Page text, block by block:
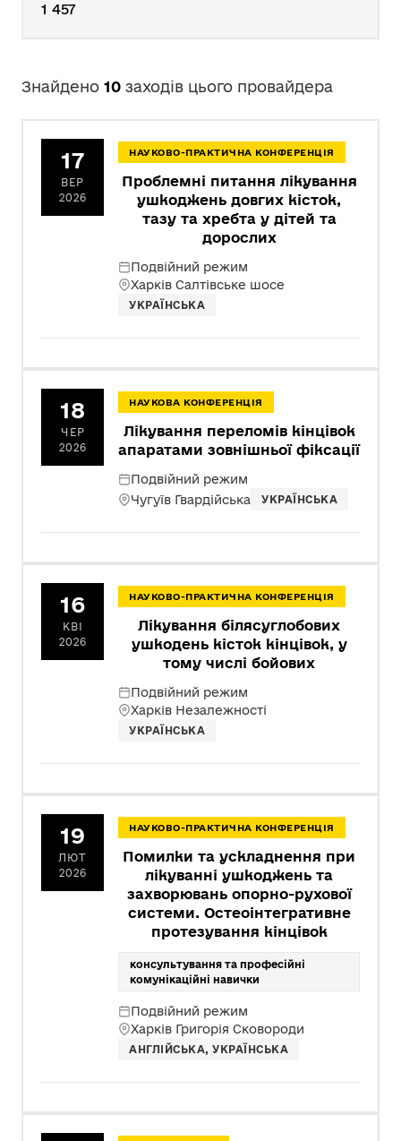
1 457
Знайдено 10 заходів цього провайдера
17
ВЕР
2026
НАУКОВО-ПРАКТИЧНА КОНФЕРЕНЦІЯ
Проблемні питання лікування
ушкоджень довгих кісток,
тазу та хребта у дітей та
дорослих
Подвійний режим
Харків Салтівське шосе
УКРАЇНСЬКА
18
ЧЕР
2026
НАУКОВА КОНФЕРЕНЦІЯ
Лікування переломів кінцівок
апаратами зовнішньої фіксації
Подвійний режим
Чугуїв Гвардійська
УКРАЇНСЬКА
16
КВІ
2026
НАУКОВО-ПРАКТИЧНА КОНФЕРЕНЦІЯ
Лікування білясуглобових
ушкодень кісток кінцівок, у
тому числі бойових
Подвійний режим
Харків Незалежності
УКРАЇНСЬКА
19
ЛЮТ
2026
НАУКОВО-ПРАКТИЧНА КОНФЕРЕНЦІЯ
Помилки та ускладнення при
лікуванні ушкоджень та
захворювань опорно-рухової
системи. Остеоінтегративне
протезування кінцівок
консультування та професійні
комунікаційні навички
Подвійний режим
Харків Григорія Сковороди
АНГЛІЙСЬКА, УКРАЇНСЬКА